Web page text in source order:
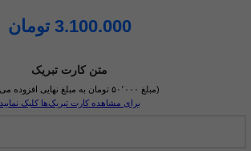
3.100.000 تومان
متن کارت تبریک
(مبلغ ۵۰٬۰۰۰ تومان به مبلغ نهایی افزوده می‌شود)
برای مشاهده کارت تبریک‌ها کلیک نمایید